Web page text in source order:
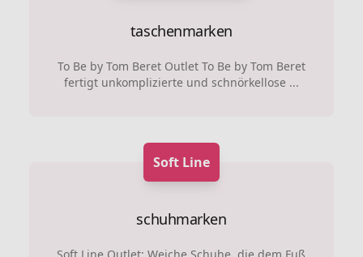
taschenmarken
To Be by Tom Beret Outlet To Be by Tom Beret
fertigt unkomplizierte und schnörkellose ...
Soft Line
schuhmarken